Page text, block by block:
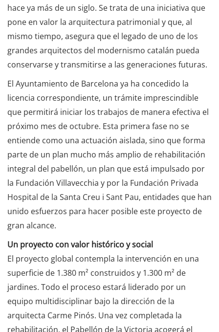
hace ya más de un siglo. Se trata de una iniciativa que
pone en valor la arquitectura patrimonial y que, al
mismo tiempo, asegura que el legado de uno de los
grandes arquitectos del modernismo catalán pueda
conservarse y transmitirse a las generaciones futuras.
El Ayuntamiento de Barcelona ya ha concedido la
licencia correspondiente, un trámite imprescindible
que permitirá iniciar los trabajos de manera efectiva el
próximo mes de octubre. Esta primera fase no se
entiende como una actuación aislada, sino que forma
parte de un plan mucho más amplio de rehabilitación
integral del pabellón, un plan que está impulsado por
la Fundación Villavecchia y por la Fundación Privada
Hospital de la Santa Creu i Sant Pau, entidades que han
unido esfuerzos para hacer posible este proyecto de
gran alcance.
Un proyecto con valor histórico y social
El proyecto global contempla la intervención en una
superficie de 1.380 m² construidos y 1.300 m² de
jardines. Todo el proceso estará liderado por un
equipo multidisciplinar bajo la dirección de la
arquitecta Carme Pinós. Una vez completada la
rehabilitación, el Pabellón de la Victoria acogerá el